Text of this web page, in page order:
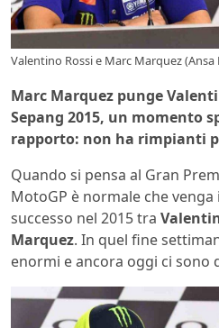
Valentino Rossi e Marc Marquez (Ansa
Marc Marquez punge
Sepang 2015, un momento
rapporto: non ha rimpianti
Quando si pensa al Gran
MotoGP è normale che
successo nel 2015 tra
Marquez. In quel fine
enormi e ancora oggi ci sono